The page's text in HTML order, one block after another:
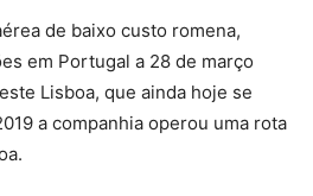
de baixo custo romena,
em Portugal a 28 de março
Lisboa, que ainda hoje se
a companhia operou uma rota